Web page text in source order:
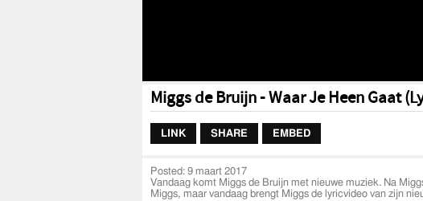
Miggs de Bruijn - Waar Je Heen Gaat
LINK SHARE EMBED
Posted: 9 maart 2017
Vandaag komt Miggs de Bruijn met nieuwe muziek. Na
Miggs, maar vandaag brengt Miggs de lyricvideo van zijn